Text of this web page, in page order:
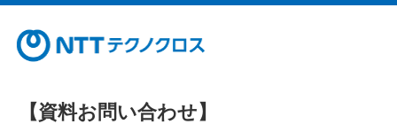
【資料お問い合わせ】